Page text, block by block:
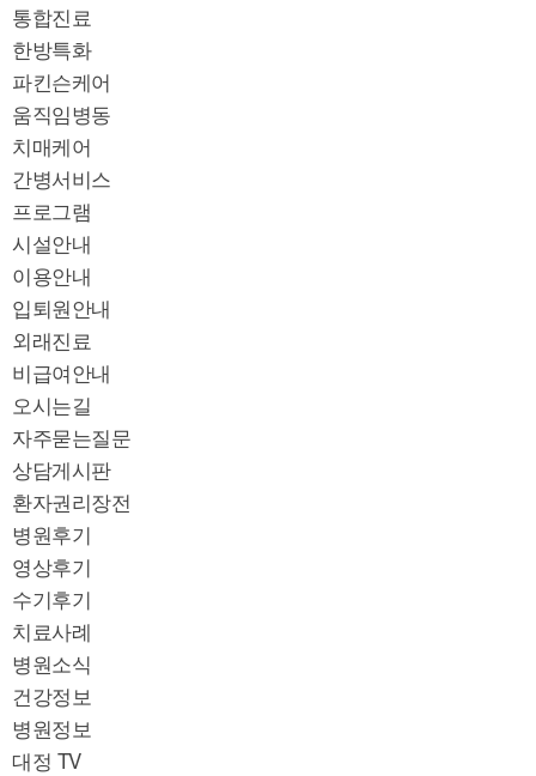
통합진료
한방특화
파킨슨케어
움직임병동
치매케어
간병서비스
프로그램
시설안내
이용안내
입퇴원안내
외래진료
비급여안내
오시는길
자주묻는질문
상담게시판
환자권리장전
병원후기
영상후기
수기후기
치료사례
병원소식
건강정보
병원정보
대정 TV